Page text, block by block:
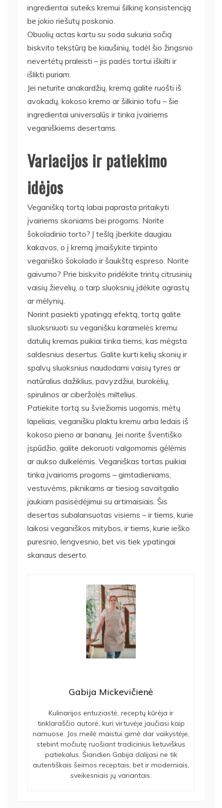
ingredientai suteiks kremui šilkinę konsistenciją
be jokio riešutų poskonio.
Obuolių actas kartu su soda sukuria sočią
biskvito tekstūrą be kiaušinių, todėl šio žingsnio
nevertėtų praleisti – jis padės tortui iškilti ir
išlikti puriam.
Jei neturite anakardžių, kremą galite ruošti iš
avokadų, kokoso kremo ar šilkinio tofu – šie
ingredientai universalūs ir tinka įvairiems
veganiškiems desertams.
Variacijos ir patiekimo
idėjos
Veganišką tortą labai paprasta pritaikyti
įvairiems skoniams bei progoms. Norite
šokoladinio torto? Į tešlą įberkite daugiau
kakavos, o į kremą įmaišykite tirpinto
veganiško šokolado ir šaukštą espreso. Norite
gaivumo? Prie biskvito pridėkite trintų citrusinių
vaisių žievelių, o tarp sluoksnių įdėkite agrastų
ar mėlynių.
Norint pasiekti ypatingą efektą, tortą galite
sluoksniuoti su veganišku karamelės kremu:
datulių kremas puikiai tinka tiems, kas mėgsta
saldesnius desertus. Galite kurti kelių skonių ir
spalvų sluoksnius naudodami vaisių tyres ar
natūralius dažiklius, pavyzdžiui, burokėlių,
spirulinos ar ciberžolės miltelius.
Patiekite tortą su šviežiomis uogomis, mėtų
lapeliais, veganišku plaktu kremu arba ledais iš
kokoso pieno ar bananų. Jei norite šventiško
įspūdžio, galite dekoruoti valgomomis gėlėmis
ar aukso dulkelėmis. Veganiškas tortas puikiai
tinka įvairioms progoms – gimtadieniams,
vestuvėms, piknikams ar tiesiog savaitgalio
jaukiam pasisėdėjimui su artimaisiais. Šis
desertas subalansuotas visiems – ir tiems, kurie
laikosi veganiškos mitybos, ir tiems, kurie ieško
puresnio, lengvesnio, bet vis tiek ypatingai
skanaus deserto.
Gabija Mickevičienė
Kulinarijos entuziastė, receptų kūrėja ir
tinklaraščio autorė, kuri virtuvėje jaučiasi kaip
namuose. Jos meilė maistui gimė dar vaikystėje,
stebint močiutę ruošiant tradicinius lietuviškus
patiekalus. Šiandien Gabija dalijasi ne tik
autentiškais šeimos receptais, bet ir moderniais,
sveikesniais jų variantais.